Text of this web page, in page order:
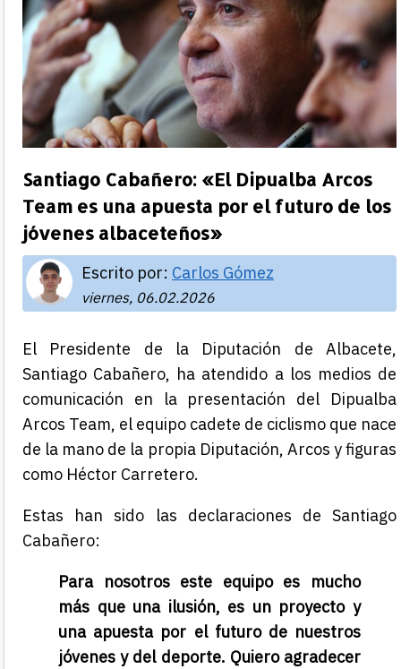
Santiago Cabañero: «El Dipualba Arcos
Team es una apuesta por el futuro de los
jóvenes albaceteños»
Escrito por: Carlos Gómez
viernes, 06.02.2026
El Presidente de la Diputación de Albacete,
Santiago Cabañero, ha atendido a los medios de
comunicación en la presentación del Dipualba
Arcos Team, el equipo cadete de ciclismo que nace
de la mano de la propia Diputación, Arcos y figuras
como Héctor Carretero.
Estas han sido las declaraciones de Santiago
Cabañero:
Para nosotros este equipo es mucho
más que una ilusión, es un proyecto y
una apuesta por el futuro de nuestros
jóvenes y del deporte. Quiero agradecer